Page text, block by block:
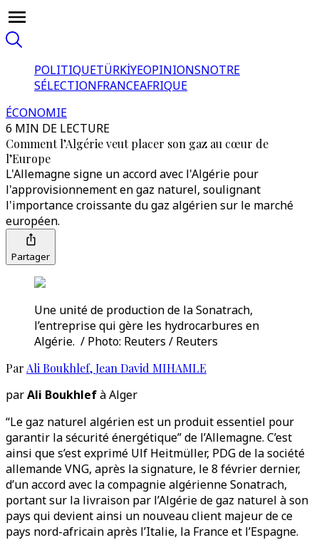
POLITIQUETÜRKİYEOPINIONSNOTRE
SÉLECTIONFRANCEAFRIQUE
ÉCONOMIE
6 MIN DE LECTURE
Comment l’Algérie veut placer son gaz au cœur de
l’Europe
L'Allemagne signe un accord avec l'Algérie pour
l'approvisionnement en gaz naturel, soulignant
l'importance croissante du gaz algérien sur le marché
européen.
Partager
Une unité de production de la Sonatrach,
l’entreprise qui gère les hydrocarbures en
Algérie. / Photo: Reuters / Reuters
Par Ali Boukhlef,Jean David MIHAMLE
parAli Boukhlefà Alger
“Le gaz naturel algérien est un produit essentiel pour
garantir la sécurité énergétique” de l’Allemagne. C’est
ainsi que s’est exprimé Ulf Heitmüller, PDG de la société
allemande VNG, après la signature, le 8 février dernier,
d’un accord avec la compagnie algérienne Sonatrach,
portant sur la livraison par l’Algérie de gaz naturel à son
pays qui devient ainsi un nouveau client majeur de ce
pays nord-africain après l’Italie, la France et l’Espagne.